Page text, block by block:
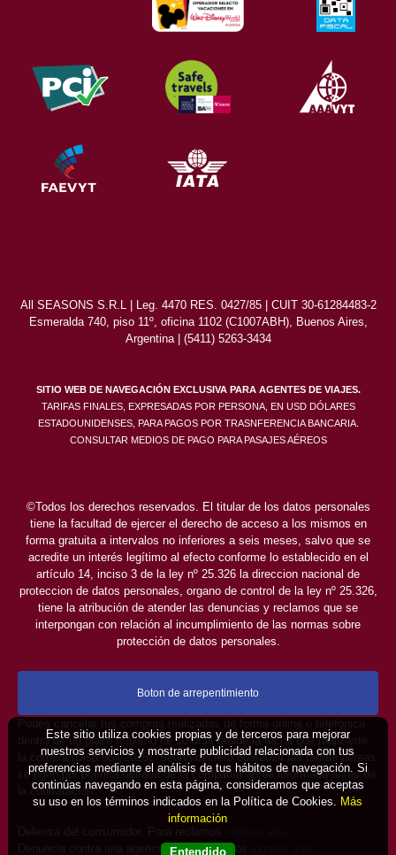
All SEASONS S.R.L | Leg. 4470 RES. 0427/85 | CUIT 30-61284483-2
Esmeralda 740, piso 11º, oficina 1102 (C1007ABH), Buenos Aires,
Argentina | (5411) 5263-3434
SITIO WEB DE NAVEGACIÓN EXCLUSIVA PARA AGENTES DE VIAJES.
TARIFAS FINALES, EXPRESADAS POR PERSONA, EN USD DÓLARES
ESTADOUNIDENSES, PARA PAGOS POR TRASNFERENCIA BANCARIA.
CONSULTAR MEDIOS DE PAGO PARA PASAJES AÉREOS
©Todos los derechos reservados. El titular de los datos personales
tiene la facultad de ejercer el derecho de acceso a los mismos en
forma gratuita a intervalos no inferiores a seis meses, salvo que se
acredite un interés legítimo al efecto conforme lo establecido en el
artículo 14, inciso 3 de la ley nº 25.326 la direccion nacional de
proteccion de datos personales, organo de control de la ley nº 25.326,
tiene la atribución de atender las denuncias y reclamos que se
interpongan con relación al incumplimiento de las normas sobre
protección de datos personales.
Boton de arrepentimiento
Podés cancelar tus compras realizadas de forma online o telefonica
dentro de un plazo máximo de 10 días desde la fecha que realizaste
la compra (Disp.954/2025). Según decreto 809/2024 las tarifas aéreas
se rigen por política tarifaria de la compañía aérea informada antes de
la contratación.
Defensa del consumidor. Para reclamos
Denuncia contra una agencia. Para reclamos
Este sitio utiliza cookies propias y de terceros para mejorar
nuestros servicios y mostrarte publicidad relacionada con tus
preferencias mediante el análisis de tus hábitos de navegación. Si
continúas navegando en esta página, consideramos que aceptas
su uso en los términos indicados en la Política de Cookies. Más
información
Entendido